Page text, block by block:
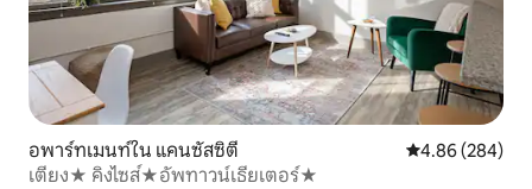
อพาร์ทเมนท์ใน แคนซัสซิตี คะแนนเฉลี่ย
4.86 (284)
เตียง★ คิงไซส์★อัพทาวน์เธียเตอร์★